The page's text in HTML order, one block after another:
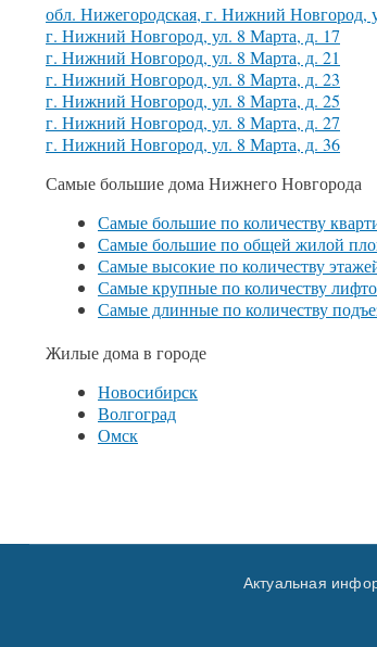
обл. Нижегородская, г. Нижний Новгород,
г. Нижний Новгород, ул. 8 Марта, д. 17
г. Нижний Новгород, ул. 8 Марта, д. 21
г. Нижний Новгород, ул. 8 Марта, д. 23
г. Нижний Новгород, ул. 8 Марта, д. 25
г. Нижний Новгород, ул. 8 Марта, д. 27
г. Нижний Новгород, ул. 8 Марта, д. 36
Самые большие дома Нижнего Новгорода
Самые большие по количеству
Самые большие по общей жилой
Самые высокие по количеству
Самые крупные по количеству
Самые длинные по количеству
Жилые дома в городе
Новосибирск
Волгоград
Омск
Актуальная